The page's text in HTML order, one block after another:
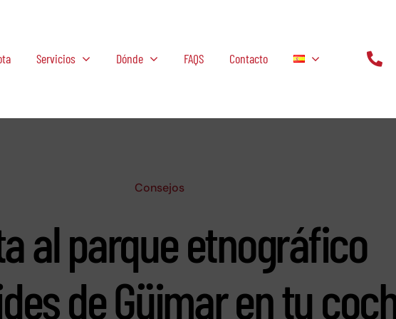
Servicios Dónde FAQS Contacto
Consejos
al parque etnográfico
de Güimar en tu